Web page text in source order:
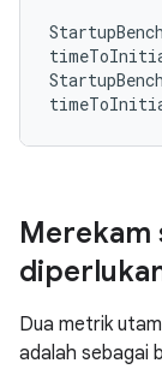
Merekam
Dua metrik
adalah sebagai